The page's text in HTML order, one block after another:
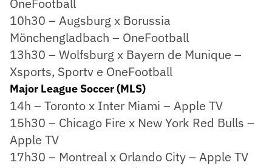
OneFootball
10h30 – Augsburg x Borussia
Mönchengladbach – OneFootball
13h30 – Wolfsburg x Bayern de Munique –
Xsports, Sportv e OneFootball
Major League Soccer (MLS)
14h – Toronto x Inter Miami – Apple TV
15h30 – Chicago Fire x New York Red Bulls –
Apple TV
17h30 – Montreal x Orlando City – Apple TV